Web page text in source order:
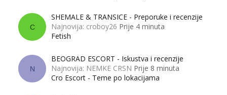
C
SHEMALE & TRANSICE - Preporuke i recenzije
Najnovija: croboy26 Prije 4 minuta
Fetish
N
BEOGRAD ESCORT - Iskustva i recenzije
Najnovija: NEMKE CRSN Prije 8 minuta
Cro Escort - Teme po lokacijama